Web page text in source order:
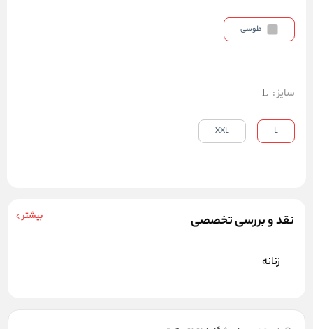
نقد و بررسی تخصصی بیشتر
زنانه
طوسی
سایز:
L
L
XXL